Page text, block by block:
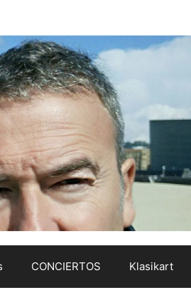
CONCIERTOS Klasikart